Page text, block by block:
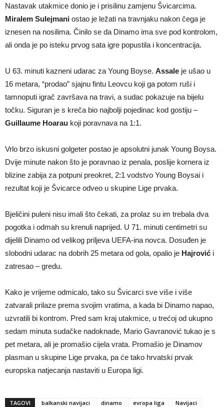
Nastavak utakmice donio je i prisilinu zamjenu Švicarcima.
Miralem Sulejmani ostao je ležati na travnjaku nakon čega je
iznesen na nosilima. Činilo se da Dinamo ima sve pod kontrolom,
ali onda je po isteku prvog sata igre popustila i koncentracija.
U 63. minuti kazneni udarac za Young Boyse. Assale je ušao u
16 metara, “prodao” sjajnu fintu Leovcu koji ga potom ruši i
tamnoputi igrač završava na travi, a sudac pokazuje na bijelu
točku. Siguran je s kreča bio najbolji pojedinac kod gostiju –
Guillaume Hoarau koji poravnava na 1:1.
Vrlo brzo iskusni golgeter postao je apsolutni junak Young Boysa.
Dvije minute nakon što je poravnao iz penala, poslije kornera iz
blizine zabija za potpuni preokret, 2:1 vodstvo Young Boysai i
rezultat koji je Švicarce odveo u skupine Lige prvaka.
Bjeličini puleni nisu imali što čekati, za prolaz su im trebala dva
pogotka i odmah su krenuli naprijed. U 71. minuti centimetri su
dijelili Dinamo od velikog priljeva UEFA-ina novca. Dosuđen je
slobodni udarac na dobrih 25 metara od gola, opalio je Hajrović i
zatresao – gredu.
Kako je vrijeme odmicalo, tako su Švicarci sve više i više
zatvarali prilaze prema svojim vratima, a kada bi Dinamo napao,
uzvratili bi kontrom. Pred sam kraj utakmice, u trećoj od ukupno
sedam minuta sudačke nadoknade, Mario Gavranović tukao je s
pet metara, ali je promašio cijela vrata. Promašio je Dinamov
plasman u skupine Lige prvaka, pa će tako hrvatski prvak
europska natjecanja nastaviti u Europa ligi.
TAGOVI balkanski navijaci dinamo evropa liga Navijaci